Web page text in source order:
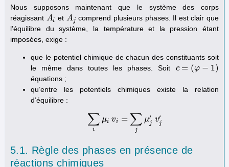
Nous supposons maintenant que le système des corps
réagissant Ai
Ai et Aj
Aj
comprend plusieurs phases. Il est clair que
l’équilibre du système, la température et la pression étant
imposées, exige :
que le potentiel chimique de chacun des constituants soit
le même dans toutes les phases. Soit c = (φ − 1)
c=(φ −1)
équations ;
qu’entre les potentiels chimiques existe la relation
d’équilibre :
∑
i
μi vi = ∑
j
μ′
j v′
j
∑iμi v =∑ μj j′
5.1. Règle des phases en présence de
réactions chimiques